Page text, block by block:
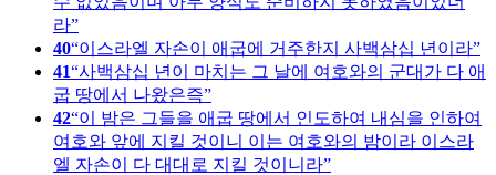
라
40 이스라엘 자손이 애굽에 거주한지 사백삼십 년이라
41 사백삼십 년이 마치는 그 날에 여호와의 군대가 다 애
굽 땅에서 나왔은즉
42 이 밤은 그들을 애굽 땅에서 인도하여 내심을 인하여
여호와 앞에 지킬 것이니 이는 여호와의 밤이라 이스라
엘 자손이 다 대대로 지킬 것이니라